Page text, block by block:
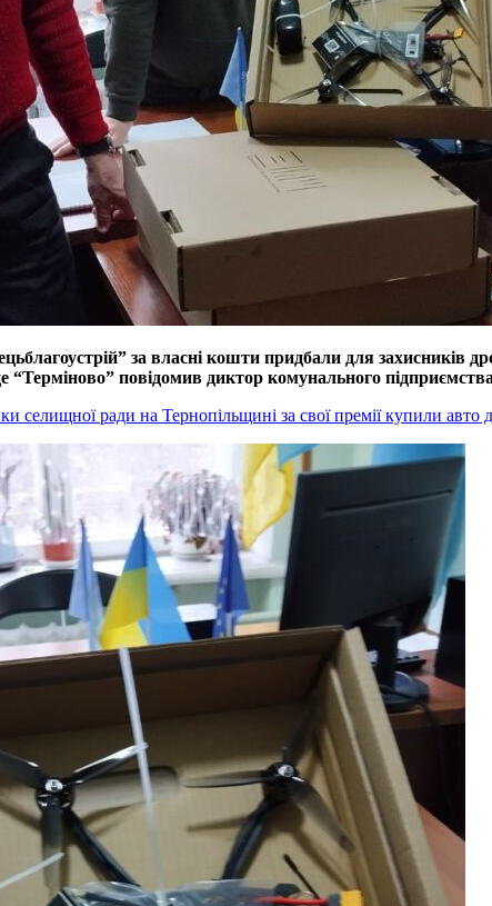
за власні кошти придбали для захисників
повідомив диктор комунального
селищної ради на Тернопільщині за свої премії купили авто